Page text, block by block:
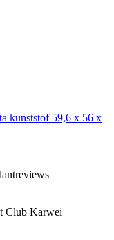
kunststof 59,6 x 56 x
Club Karwei